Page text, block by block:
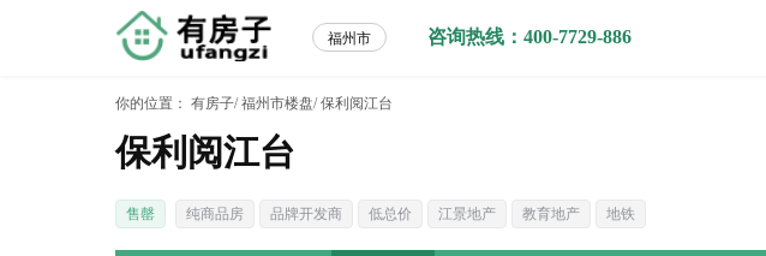
福州市 咨询热线：400-7729-886
你的位置： 有房子/ 福州市楼盘/ 保利阅江台
保利阅江台
售罄 纯商品房 品牌开发商 低总价 江景地产 教育地产 地铁